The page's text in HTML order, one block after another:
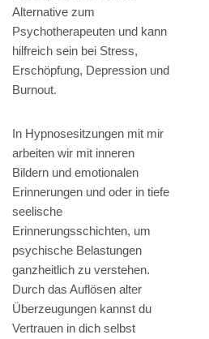
Alternative zum
Psychotherapeuten und kann
hilfreich sein bei Stress,
Erschöpfung, Depression und
Burnout.
In Hypnosesitzungen mit mir
arbeiten wir mit inneren
Bildern und emotionalen
Erinnerungen und oder in tiefe
seelische
Erinnerungsschichten, um
psychische Belastungen
ganzheitlich zu verstehen.
Durch das Auflösen alter
Überzeugungen kannst du
Vertrauen in dich selbst